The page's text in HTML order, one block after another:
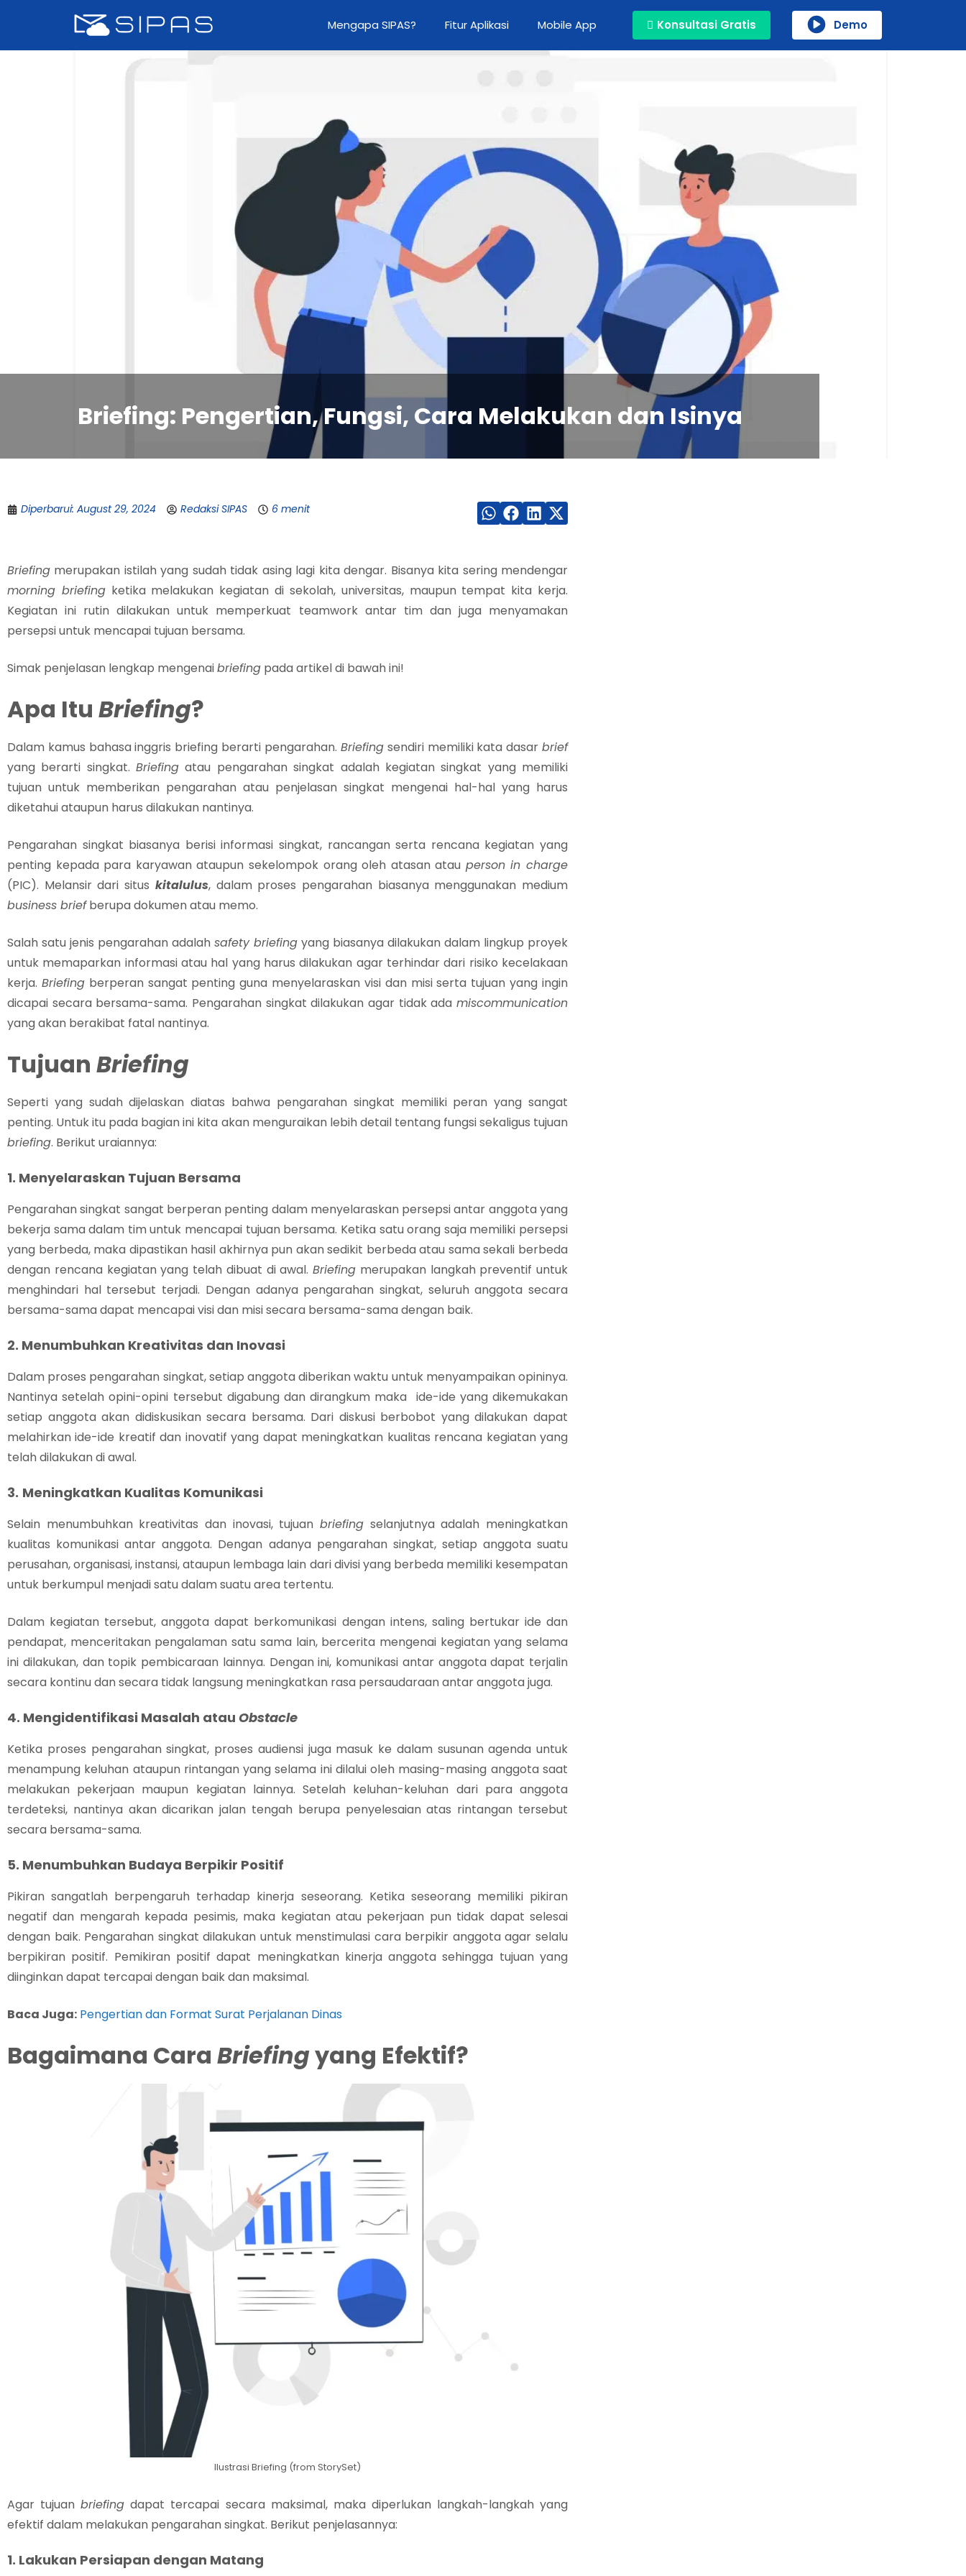
Mengapa SIPAS? Fitur Aplikasi Mobile App Konsultasi Gratis Demo
Briefing: Pengertian, Fungsi, Cara Melakukan dan Isinya
Diperbarui: August 29, 2024 Redaksi SIPAS 6 menit
Briefing merupakan istilah yang sudah tidak asing lagi kita dengar. Bisanya kita sering mendengar
morning briefingketika melakukan kegiatan di sekolah, universitas, maupun tempat kita kerja.
Kegiatan ini rutin dilakukan untuk memperkuat teamwork antar tim dan juga menyamakan
persepsi untuk mencapai tujuan bersama.
Simak penjelasan lengkap mengenaibriefing pada artikel di bawah ini!
Apa Itu Briefing?
Dalam kamus bahasa inggris briefing berarti pengarahan. Briefingsendiri memiliki kata dasarbrief
yang berarti singkat.Briefing atau pengarahan singkat adalah kegiatan singkat yang memiliki
tujuan untuk memberikan pengarahan atau penjelasan singkat mengenai hal-hal yang harus
diketahui ataupun harus dilakukan nantinya.
Pengarahan singkat biasanya berisi informasi singkat, rancangan serta rencana kegiatan yang
penting kepada para karyawan ataupun sekelompok orang oleh atasan atau person in charge
(PIC). Melansir dari situs kitalulus, dalam proses pengarahan biasanya menggunakan medium
business briefberupa dokumen atau memo.
Salah satu jenis pengarahan adalah safety briefing yang biasanya dilakukan dalam lingkup proyek
untuk memaparkan informasi atau hal yang harus dilakukan agar terhindar dari risiko kecelakaan
kerja. Briefingberperan sangat penting guna menyelaraskan visi dan misi serta tujuan yang ingin
dicapai secara bersama-sama. Pengarahan singkat dilakukan agar tidak ada miscommunication
yang akan berakibat fatal nantinya.
Tujuan Briefing
Seperti yang sudah dijelaskan diatas bahwa pengarahan singkat memiliki peran yang sangat
penting. Untuk itu pada bagian ini kita akan menguraikan lebih detail tentang fungsi sekaligus tujuan
briefing. Berikut uraiannya:
1. Menyelaraskan Tujuan Bersama
Pengarahan singkat sangat berperan penting dalam menyelaraskan persepsi antar anggota yang
bekerja sama dalam tim untuk mencapai tujuan bersama. Ketika satu orang saja memiliki persepsi
yang berbeda, maka dipastikan hasil akhirnya pun akan sedikit berbeda atau sama sekali berbeda
dengan rencana kegiatan yang telah dibuat di awal. Briefing merupakan langkah preventif untuk
menghindari hal tersebut terjadi. Dengan adanya pengarahan singkat, seluruh anggota secara
bersama-sama dapat mencapai visi dan misi secara bersama-sama dengan baik.
2. Menumbuhkan Kreativitas dan Inovasi
Dalam proses pengarahan singkat, setiap anggota diberikan waktu untuk menyampaikan opininya.
Nantinya setelah opini-opini tersebut digabung dan dirangkum maka ide-ide yang dikemukakan
setiap anggota akan didiskusikan secara bersama. Dari diskusi berbobot yang dilakukan dapat
melahirkan ide-ide kreatif dan inovatif yang dapat meningkatkan kualitas rencana kegiatan yang
telah dilakukan di awal.
3. Meningkatkan Kualitas Komunikasi
Selain menumbuhkan kreativitas dan inovasi, tujuan briefing selanjutnya adalah meningkatkan
kualitas komunikasi antar anggota. Dengan adanya pengarahan singkat, setiap anggota suatu
perusahan, organisasi, instansi, ataupun lembaga lain dari divisi yang berbeda memiliki kesempatan
untuk berkumpul menjadi satu dalam suatu area tertentu.
Dalam kegiatan tersebut, anggota dapat berkomunikasi dengan intens, saling bertukar ide dan
pendapat, menceritakan pengalaman satu sama lain, bercerita mengenai kegiatan yang selama
ini dilakukan, dan topik pembicaraan lainnya. Dengan ini, komunikasi antar anggota dapat terjalin
secara kontinu dan secara tidak langsung meningkatkan rasa persaudaraan antar anggota juga.
4. Mengidentifikasi Masalah atau Obstacle
Ketika proses pengarahan singkat, proses audiensi juga masuk ke dalam susunan agenda untuk
menampung keluhan ataupun rintangan yang selama ini dilalui oleh masing-masing anggota saat
melakukan pekerjaan maupun kegiatan lainnya. Setelah keluhan-keluhan dari para anggota
terdeteksi, nantinya akan dicarikan jalan tengah berupa penyelesaian atas rintangan tersebut
secara bersama-sama.
5. Menumbuhkan Budaya Berpikir Positif
Pikiran sangatlah berpengaruh terhadap kinerja seseorang. Ketika seseorang memiliki pikiran
negatif dan mengarah kepada pesimis, maka kegiatan atau pekerjaan pun tidak dapat selesai
dengan baik. Pengarahan singkat dilakukan untuk menstimulasi cara berpikir anggota agar selalu
berpikiran positif. Pemikiran positif dapat meningkatkan kinerja anggota sehingga tujuan yang
diinginkan dapat tercapai dengan baik dan maksimal.
Baca Juga: Pengertian dan Format Surat Perjalanan Dinas
Bagaimana Cara Briefingyang Efektif?
Ilustrasi Briefing (from StorySet)
Agar tujuanbriefing dapat tercapai secara maksimal, maka diperlukan langkah-langkah yang
efektif dalam melakukan pengarahan singkat. Berikut penjelasannya:
1. Lakukan Persiapan dengan Matang